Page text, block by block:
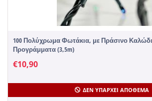
100 Πολύχρωμα Φωτάκια, με Πράσινο
Προγράμματα (3,5m)
€10,90
ΔΕΝ ΥΠΆΡΧΕΙ ΑΠΌΘΕΜΑ